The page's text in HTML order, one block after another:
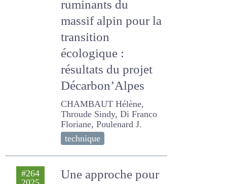
Atouts et
faiblesses des
systèmes
ruminants du
massif alpin pour
la transition
écologique :
résultats du projet
Décarbon’Alpes
CHAMBAUT Hélène,
Throude Sindy, Di Franco
Floriane, Poulenard J.